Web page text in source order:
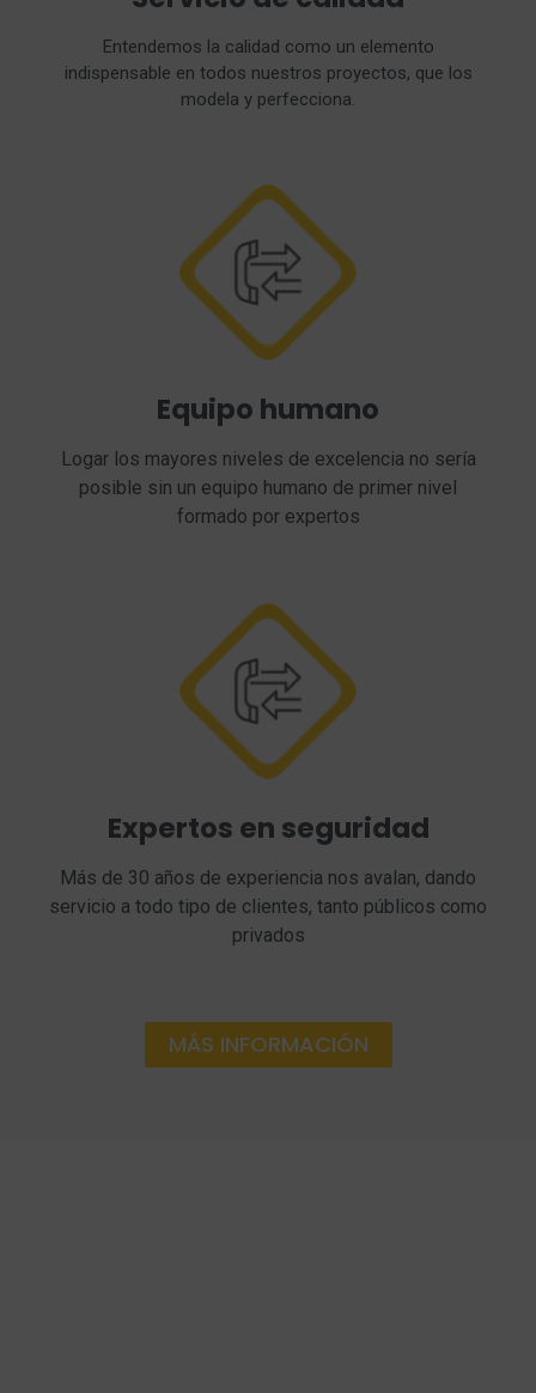
Entendemos la calidad como un elemento
indispensable en todos nuestros proyectos, que los
modela y perfecciona.
Equipo humano
Logar los mayores niveles de excelencia no sería
posible sin un equipo humano de primer nivel
formado por expertos
Expertos en seguridad
Más de 30 años de experiencia nos avalan, dando
servicio a todo tipo de clientes, tanto públicos como
privados
MÁS INFORMACIÓN